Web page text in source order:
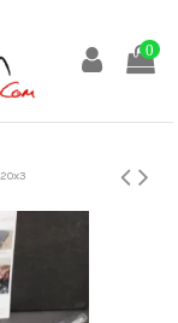
0